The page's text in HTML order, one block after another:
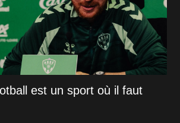
est un sport où il faut